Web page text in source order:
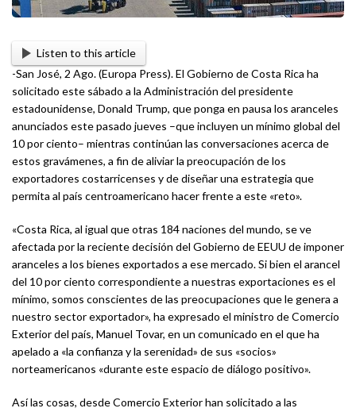
Listen to this article
-San José, 2 Ago. (Europa Press). El Gobierno de Costa Rica ha
solicitado este sábado a la Administración del presidente
estadounidense, Donald Trump, que ponga en pausa los aranceles
anunciados este pasado jueves –que incluyen un mínimo global del
10 por ciento– mientras continúan las conversaciones acerca de
estos gravámenes, a fin de aliviar la preocupación de los
exportadores costarricenses y de diseñar una estrategia que
permita al país centroamericano hacer frente a este «reto».
«Costa Rica, al igual que otras 184 naciones del mundo, se ve
afectada por la reciente decisión del Gobierno de EEUU de imponer
aranceles a los bienes exportados a ese mercado. Si bien el arancel
del 10 por ciento correspondiente a nuestras exportaciones es el
mínimo, somos conscientes de las preocupaciones que le genera a
nuestro sector exportador», ha expresado el ministro de Comercio
Exterior del país, Manuel Tovar, en un comunicado en el que ha
apelado a «la confianza y la serenidad» de sus «socios»
norteamericanos «durante este espacio de diálogo positivo».
Así las cosas, desde Comercio Exterior han solicitado a las